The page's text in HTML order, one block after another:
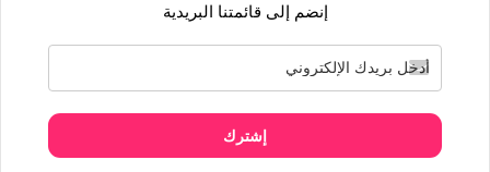
إنضم إلى قائمتنا البريدية
إشترك